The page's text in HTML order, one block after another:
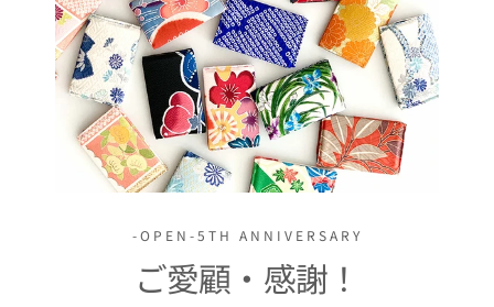
-OPEN-5TH ANNIVERSARY
ご愛顧・感謝！